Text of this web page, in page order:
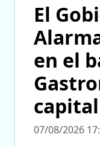
El
en el
capital
07/08/2026